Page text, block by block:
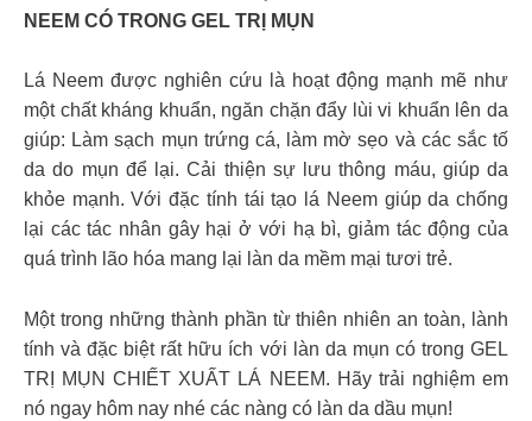
NEEM CÓ TRONG GEL TRỊ MỤN
Lá Neem được nghiên cứu là hoạt động mạnh mẽ như
một chất kháng khuẩn, ngăn chặn đẩy lùi vi khuẩn lên da
giúp: Làm sạch mụn trứng cá, làm mờ sẹo và các sắc tố
da do mụn để lại. Cải thiện sự lưu thông máu, giúp da
khỏe mạnh. Với đặc tính tái tạo lá Neem giúp da chống
lại các tác nhân gây hại ở với hạ bì, giảm tác động của
quá trình lão hóa mang lại làn da mềm mại tươi trẻ.
Một trong những thành phần từ thiên nhiên an toàn, lành
tính và đặc biệt rất hữu ích với làn da mụn có trong GEL
TRỊ MỤN CHIẾT XUẤT LÁ NEEM. Hãy trải nghiệm em
nó ngay hôm nay nhé các nàng có làn da dầu mụn!